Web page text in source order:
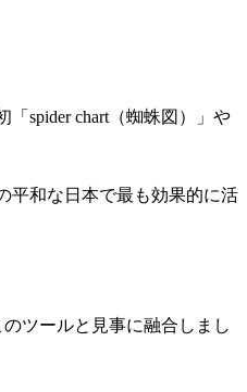
spider chart（蜘蛛図）」や
平和な日本で最も効果的に活
ツールと見事に融合しまし